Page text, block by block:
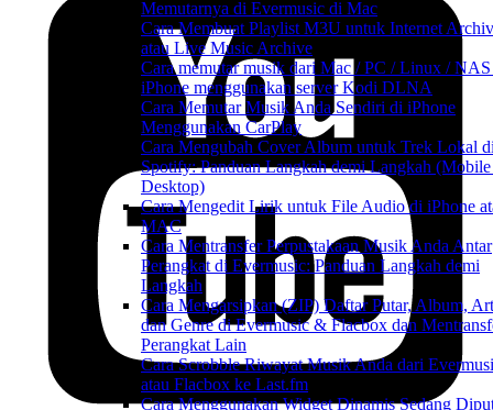
Memutarnya di Evermusic di Mac
Cara Membuat Playlist M3U untuk Internet
atau Live Music Archive
Cara memutar musik dari Mac / PC / Linux /
iPhone menggunakan server Kodi DLNA
Cara Memutar Musik Anda Sendiri di iPhone
Menggunakan CarPlay
Cara Mengubah Cover Album untuk Trek Lokal
Spotify: Panduan Langkah demi Langkah
Desktop)
Cara Mengedit Lirik untuk File Audio di iPhone
MAC
Cara Mentransfer Perpustakaan Musik Anda Antar
Perangkat di Evermusic: Panduan Langkah demi
Langkah
Cara Mengarsipkan (ZIP) Daftar Putar, Album,
dan Genre di Evermusic & Flacbox dan
Perangkat Lain
Cara Scrobble Riwayat Musik Anda dari
atau Flacbox ke Last.fm
Cara Menggunakan Widget Dinamis Sedang